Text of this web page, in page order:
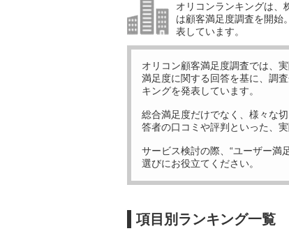
オリコンランキングは、
は顧客満足度調査を開始
表しています。
オリコン顧客満足度調査では、
満足度に関する回答を基に、調
キングを発表しています。
総合満足度だけでなく、様々な
答者の口コミや評判といった、
サービス検討の際、“ユーザー満
選びにお役立てください。
項目別ランキング一覧